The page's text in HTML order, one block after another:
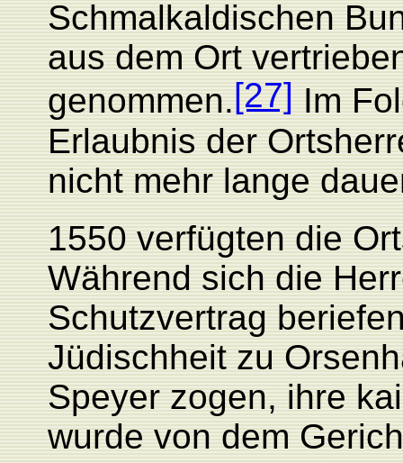
Schmalkaldischen
aus dem Ort
genommen.[27]Im
Erlaubnis der
nicht mehr lange
1550 verfügten die
Während sich die
Schutzvertrag
Jüdischheit zu
Speyer zogen, ihre
wurde von dem